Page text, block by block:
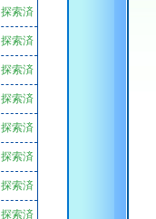
探索済
探索済
探索済
探索済
探索済
探索済
探索済
探索済